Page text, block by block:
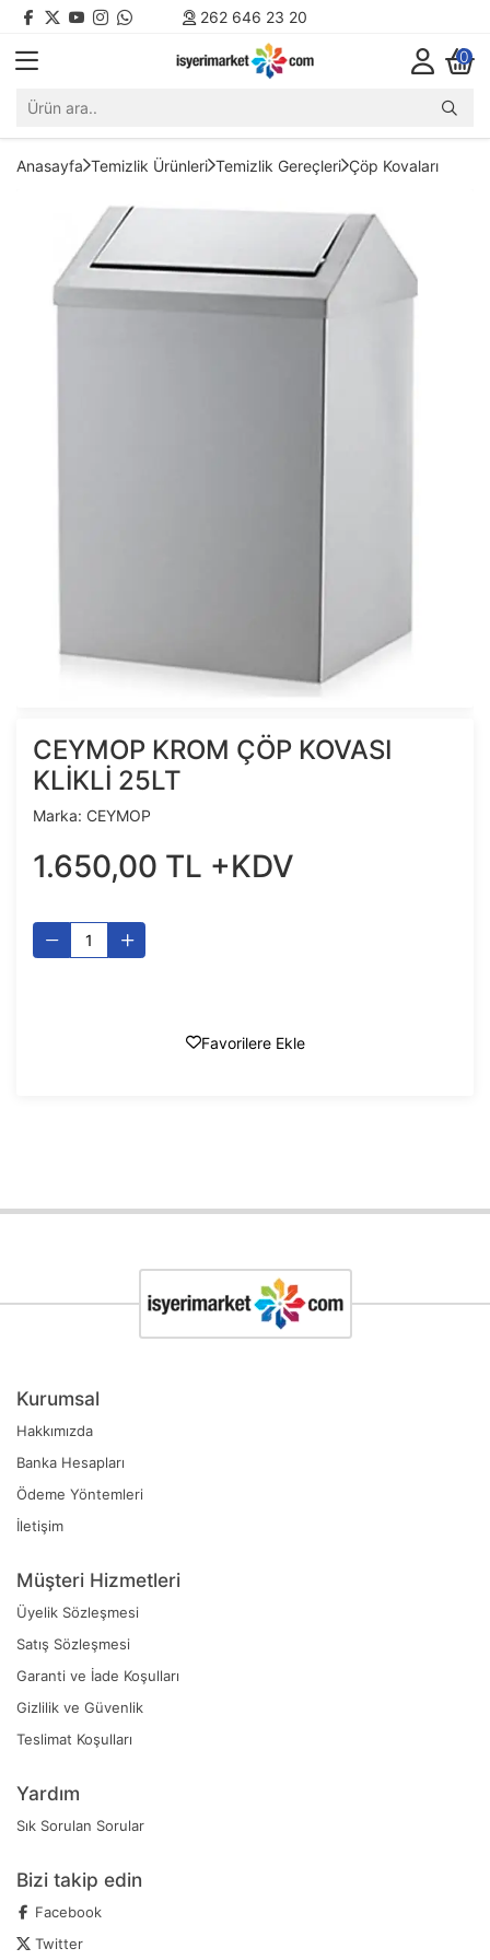
262 646 23 20
0
Anasayfa Temizlik Ürünleri Temizlik Gereçleri Çöp Kovaları
CEYMOP KROM ÇÖP KOVASI
KLİKLİ 25LT
Marka: CEYMOP
1.650,00 TL +KDV
Favorilere Ekle
Kurumsal
Hakkımızda
Banka Hesapları
Ödeme Yöntemleri
İletişim
Müşteri Hizmetleri
Üyelik Sözleşmesi
Satış Sözleşmesi
Garanti ve İade Koşulları
Gizlilik ve Güvenlik
Teslimat Koşulları
Yardım
Sık Sorulan Sorular
Bizi takip edin
Facebook
Twitter